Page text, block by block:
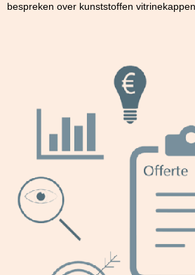
bespreken over kunststoffen